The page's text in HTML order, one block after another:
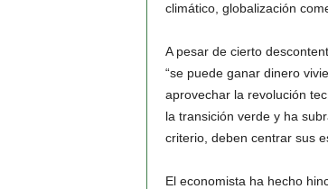
climático, globalización
A pesar de cierto
“se puede ganar dinero
aprovechar la revolución
la transición verde y ha
criterio, deben centrar sus
El economista ha hecho